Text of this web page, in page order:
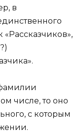
в
числе, то оно
с которым